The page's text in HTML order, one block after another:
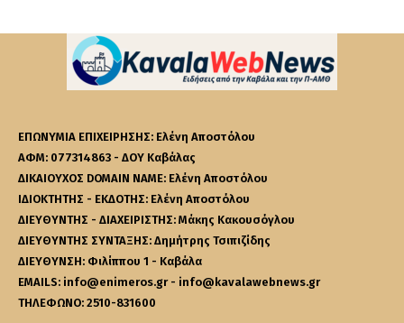
ΕΠΩΝΥΜΙΑ ΕΠΙΧΕΙΡΗΣΗΣ: Ελένη Αποστόλου
ΑΦΜ: 077314863 - ΔΟΥ Καβάλας
ΔΙΚΑΙΟΥΧΟΣ DOMAIN NAME: Ελένη Αποστόλου
ΙΔΙΟΚΤΗΤΗΣ - ΕΚΔΟΤΗΣ: Ελένη Αποστόλου
ΔΙΕΥΘΥΝΤΗΣ - ΔΙΑΧΕΙΡΙΣΤΗΣ: Μάκης Κακουσόγλου
ΔΙΕΥΘΥΝΤΗΣ ΣΥΝΤΑΞΗΣ: Δημήτρης Τσιπιζίδης
ΔΙΕΥΘΥΝΣΗ: Φιλίππου 1 - Καβάλα
EMAILS: info@enimeros.gr - info@kavalawebnews.gr
ΤΗΛΕΦΩΝΟ: 2510-831600